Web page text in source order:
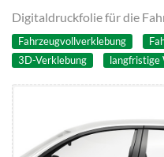
Digitaldruckfolie für die
Fahrzeugvollverklebung
3D-Verklebung
langfristige